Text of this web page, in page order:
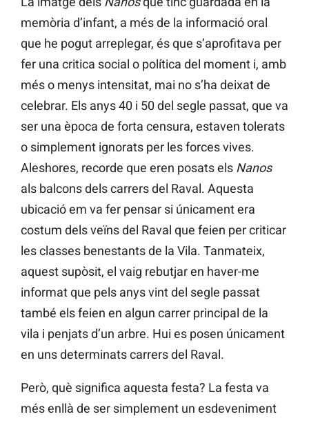
memòria d’infant, a més de la informació oral
que he pogut arreplegar, és que s’aprofitava per
fer una critica social o política del moment i, amb
més o menys intensitat, mai no s’ha deixat de
celebrar. Els anys 40 i 50 del segle passat, que va
ser una època de forta censura, estaven tolerats
o simplement ignorats per les forces vives.
Aleshores, recorde que eren posats els Nanos
als balcons dels carrers del Raval. Aquesta
ubicació em va fer pensar si únicament era
costum dels veïns del Raval que feien per criticar
les classes benestants de la Vila. Tanmateix,
aquest supòsit, el vaig rebutjar en haver-me
informat que pels anys vint del segle passat
també els feien en algun carrer principal de la
vila i penjats d’un arbre. Hui es posen únicament
en uns determinats carrers del Raval.
Però, què significa aquesta festa? La festa va
més enllà de ser simplement un esdeveniment